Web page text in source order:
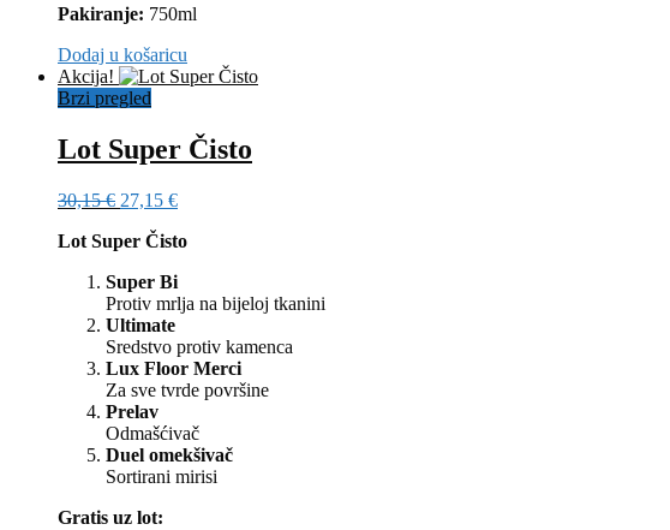
Pakiranje: 750ml
Dodaj u košaricu
Akcija!
Brzi pregled
Lot Super Čisto
30,15€ Izvorna
bila
30,15 €.
27,15 €Trenutna
je:
Lot Super Čisto
Super Bi
Protiv mrlja na bijeloj tkanini
Ultimate
Sredstvo protiv kamenca
Lux Floor Merci
Za sve tvrde površine
Prelav
Odmašćivač
Duel omekšivač
Sortirani mirisi
Gratis uz lot: